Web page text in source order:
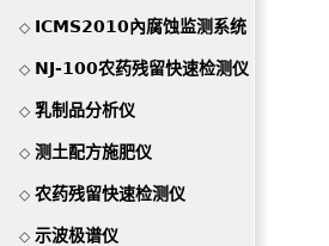
◇ ICMS2010內腐蚀监测系统
◇ NJ-100农药残留快速检测仪
◇ 乳制品分析仪
◇ 测土配方施肥仪
◇ 农药残留快速检测仪
◇ 示波极谱仪